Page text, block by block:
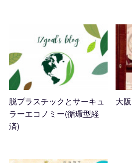
脱プラスチックとサーキュ
ラーエコノミー(循環型経
済)
大